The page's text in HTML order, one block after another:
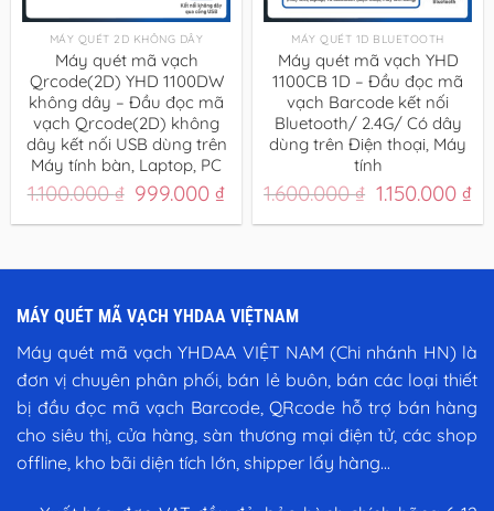
MÁY QUÉT 2D KHÔNG DÂY
Máy quét mã vạch
Qrcode(2D) YHD 1100DW
không dây – Đầu đọc mã
vạch Qrcode(2D) không
dây kết nối USB dùng trên
Máy tính bàn, Laptop, PC
1.100.000₫ Giá
999.000₫Giá
999.000 ₫.
MÁY QUÉT 1D BLUETOOTH
Máy quét mã vạch YHD
1100CB 1D – Đầu đọc mã
vạch Barcode kết nối
Bluetooth/ 2.4G/ Có dây
dùng trên Điện thoại, Máy
tính
1.600.000₫ Giá
1.150.000 ₫
MÁY QUÉT MÃ VẠCH YHDAA VIỆTNAM
Máy quét mã vạch YHDAA VIỆT NAM (Chi nhánh HN) là
đơn vị chuyên phân phối, bán lẻ buôn, bán các loại thiết
bị đầu đọc mã vạch Barcode, QRcode hỗ trợ bán hàng
cho siêu thị, cửa hàng, sàn thương mại điện tử, các shop
offline, kho bãi diện tích lớn, shipper lấy hàng...